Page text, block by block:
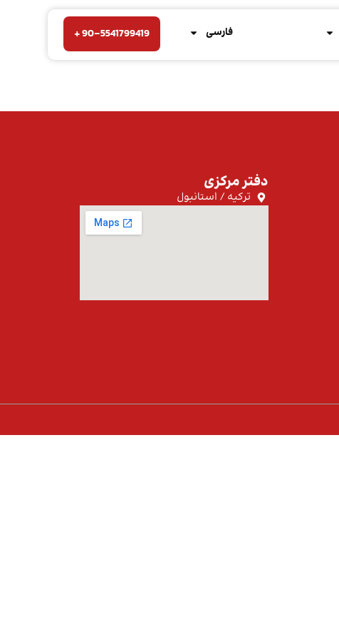
فارسی 90-5541799419 +
دفتر مرکزی
ترکیه / استانبول